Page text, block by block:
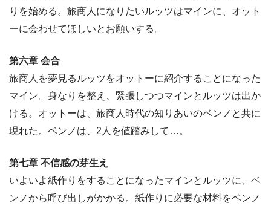
りを始める。旅商人になりたいルッツはマインに、オット
ーに会わせてほしいとお願いする。
第六章 会合
旅商人を夢見るルッツをオットーに紹介することになった
マイン。身なりを整え、緊張しつつマインとルッツは出か
ける。オットーは、旅商人時代の知りあいのベンノと共に
現れた。ベンノは、2人を値踏みして…。
第七章 不信感の芽生え
いよいよ紙作りをすることになったマインとルッツに、ベ
ンノから呼び出しがかかる。紙作りに必要な材料をベンノ